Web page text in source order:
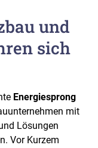
und
sich
Energiesprong
mit
Lösungen
Vor Kurzem